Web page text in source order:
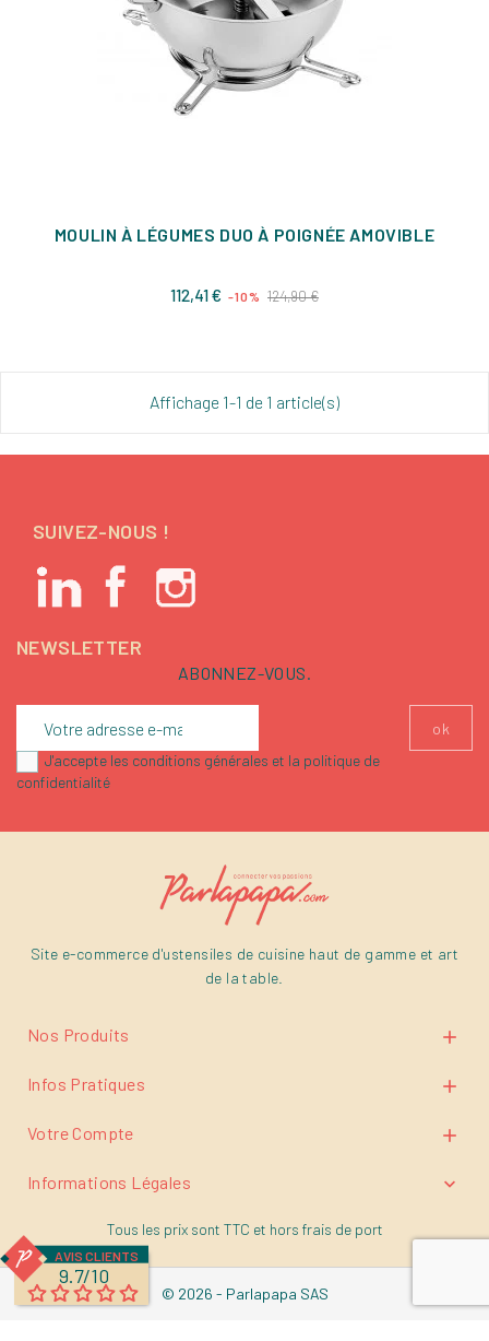
MOULIN À LÉGUMES DUO À POIGNÉE AMOVIBLE
112,41 € Prix
-10% 124,90 €Prix
Affichage 1-1 de 1 article(s)
SUIVEZ-NOUS !
NEWSLETTER
ABONNEZ-VOUS.
J'accepte les conditions générales et la politique de
confidentialité
Site e-commerce d'ustensiles de cuisine haut de gamme et art
de la table.
Nos Produits 
Infos Pratiques 
Votre Compte 
Informations Légales 
AVIS CLIENTS
9.7/10
Tous les prix sont TTC et hors frais de port
© 2026 - Parlapapa SAS